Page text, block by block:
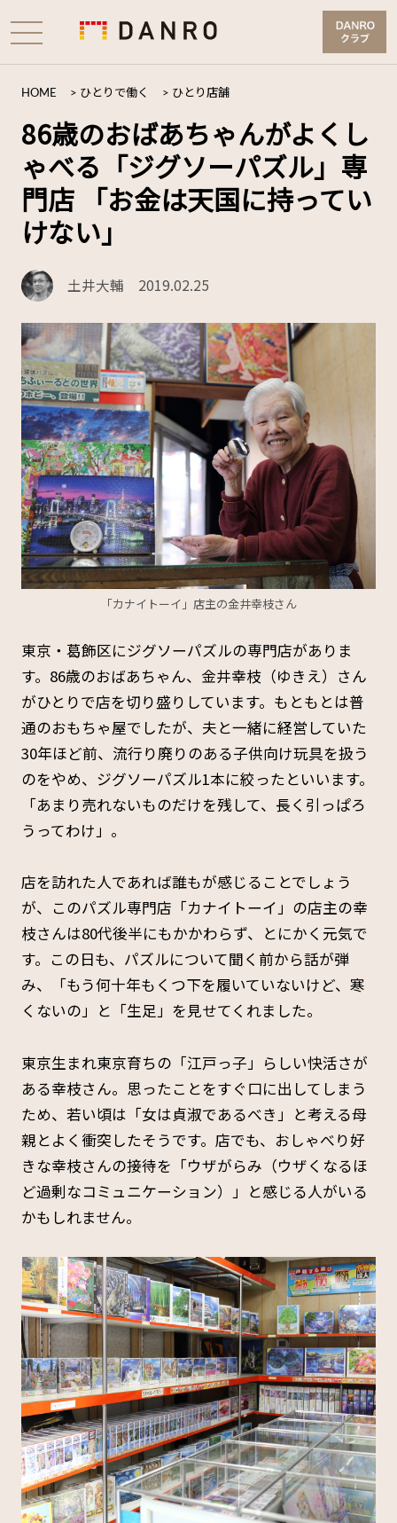
HOME > ひとりで働く > ひとり店舗
86歳のおばあちゃんがよくし
ゃべる「ジグソーパズル」専
門店 「お金は天国に持ってい
けない」
土井大輔 2019.02.25
「カナイトーイ」店主の金井幸枝さん
東京・葛飾区にジグソーパズルの専門店がありま
す。86歳のおばあちゃん、金井幸枝（ゆきえ）さん
がひとりで店を切り盛りしています。もともとは普
通のおもちゃ屋でしたが、夫と一緒に経営していた
30年ほど前、流行り廃りのある子供向け玩具を扱う
のをやめ、ジグソーパズル1本に絞ったといいます。
「あまり売れないものだけを残して、長く引っぱろ
うってわけ」。
店を訪れた人であれば誰もが感じることでしょう
が、このパズル専門店「カナイトーイ」の店主の幸
枝さんは80代後半にもかかわらず、とにかく元気で
す。この日も、パズルについて聞く前から話が弾
み、「もう何十年もくつ下を履いていないけど、寒
くないの」と「生足」を見せてくれました。
東京生まれ東京育ちの「江戸っ子」らしい快活さが
ある幸枝さん。思ったことをすぐ口に出してしまう
ため、若い頃は「女は貞淑であるべき」と考える母
親とよく衝突したそうです。店でも、おしゃべり好
きな幸枝さんの接待を「ウザがらみ（ウザくなるほ
ど過剰なコミュニケーション）」と感じる人がいる
かもしれません。